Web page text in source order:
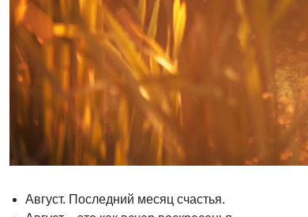
Август. Последний месяц счастья.